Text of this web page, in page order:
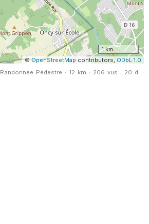
1 km
©OpenStreetMap contributors, ODbL 1.0
Randonnée Pédestre · 12 km · 206 vus · 20 dl ·